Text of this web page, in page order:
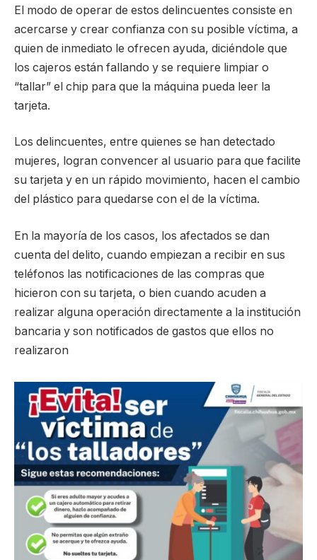
El modo de operar de estos delincuentes consiste en
acercarse y crear confianza con su posible víctima, a
quien de inmediato le ofrecen ayuda, diciéndole que
los cajeros están fallando y se requiere limpiar o
“tallar” el chip para que la máquina pueda leer la
tarjeta.
Los delincuentes, entre quienes se han detectado
mujeres, logran convencer al usuario para que facilite
su tarjeta y en un rápido movimiento, hacen el cambio
del plástico para quedarse con el de la víctima.
En la mayoría de los casos, los afectados se dan
cuenta del delito, cuando empiezan a recibir en sus
teléfonos las notificaciones de las compras que
hicieron con su tarjeta, o bien cuando acuden a
realizar alguna operación directamente a la institución
bancaria y son notificados de gastos que ellos no
realizaron